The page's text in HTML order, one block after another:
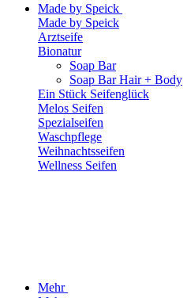
Made by Speick
Made by Speick
Arztseife
Bionatur
Soap Bar
Soap Bar Hair + Body
Ein Stück Seifenglück
Melos Seifen
Spezialseifen
Waschpflege
Weihnachtsseifen
Wellness Seifen
Mehr